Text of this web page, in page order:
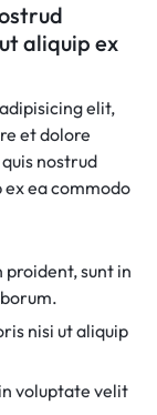
aliquip ex
elit,
et dolore
nostrud
ea commodo
sunt in
nisi ut aliquip
voluptate velit